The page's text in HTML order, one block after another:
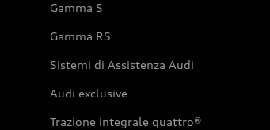
Gamma S
Gamma RS
Sistemi di Assistenza Audi
Audi exclusive
Trazione integrale quattro®